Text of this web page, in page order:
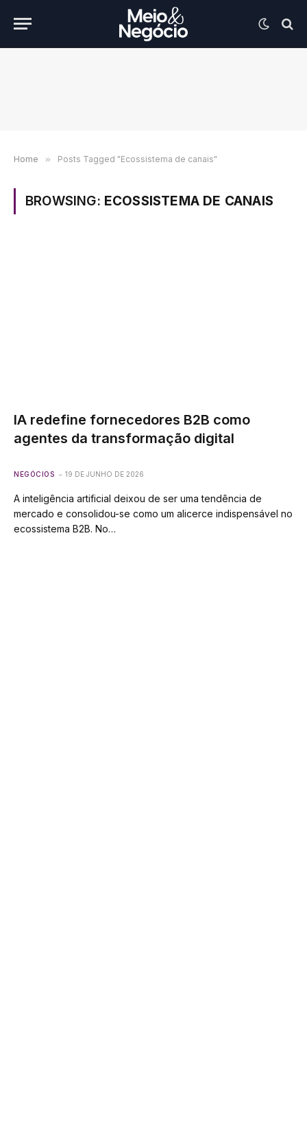
Home » Posts Tagged "Ecossistema de canais"
BROWSING: ECOSSISTEMA DE CANAIS
IA redefine fornecedores B2B como
agentes da transformação digital
NEGÓCIOS 19 DE JUNHO DE 2026
A inteligência artificial deixou de ser uma tendência de
mercado e consolidou-se como um alicerce indispensável no
ecossistema B2B. No…